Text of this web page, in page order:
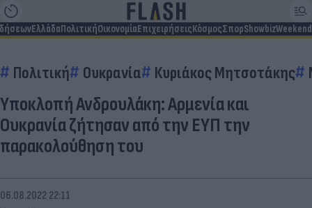
ΕλλάδαΠολιτικήΟικονομίαΕπιχειρήσειςΚόσμοςΣπορShowbizWeekend
Πολιτική Ουκρανία Κυριάκος Μητσοτάκης
Υποκλοπή Ανδρουλάκη: Αρμενία και
Ουκρανία ζήτησαν από την ΕΥΠ την
παρακολούθηση του
06.08.2022 22:11